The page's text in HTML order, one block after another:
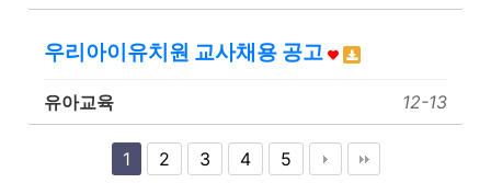
우리아이유치원 교사채용 공고
유아교육 12-13
1 2 3 4 5